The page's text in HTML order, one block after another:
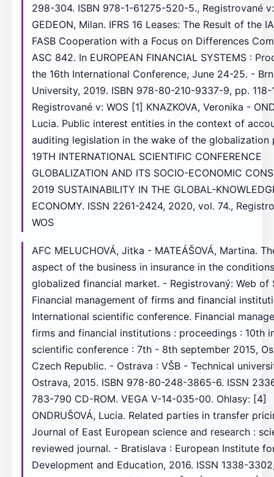
AFC MELUCHOVÁ, Jitka - MATEÁŠOVÁ, Martina.
aspect of the business in insurance in the
globalized financial market. - Registrovaný: Web of
Financial management of firms and financial
International scientific conference. Financial
firms and financial institutions : proceedings : 10th
scientific conference : 7th - 8th september 2015,
Czech Republic. - Ostrava : VŠB - Technical
Ostrava, 2015. ISBN 978-80-248-3865-6. ISSN
783-790 CD-ROM. VEGA V-14-035-00. Ohlasy: [4]
ONDRUŠOVÁ, Lucia. Related parties in transfer
Journal of East European science and research :
reviewed journal. - Bratislava : European Institute
Development and Education, 2016. ISSN 1338-